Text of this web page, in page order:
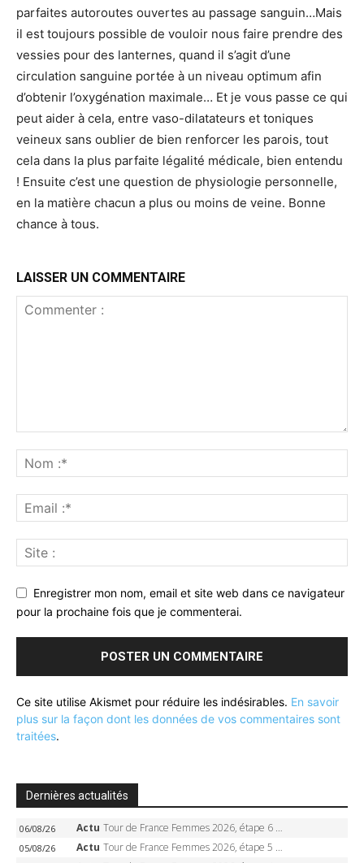
parfaites autoroutes ouvertes au passage sanguin…Mais
il est toujours possible de vouloir nous faire prendre des
vessies pour des lanternes, quand il s’agit d’une
circulation sanguine portée à un niveau optimum afin
d’obtenir l’oxygénation maximale… Et je vous passe ce qui
peut aider à cela, entre vaso-dilatateurs et toniques
veineux sans oublier de bien renforcer les parois, tout
cela dans la plus parfaite légalité médicale, bien entendu
! Ensuite c’est une question de physiologie personnelle,
en la matière chacun a plus ou moins de veine. Bonne
chance à tous.
LAISSER UN COMMENTAIRE
Enregistrer mon nom, email et site web dans ce navigateur
pour la prochaine fois que je commenterai.
Ce site utilise Akismet pour réduire les indésirables. En savoir
plus sur la façon dont les données de vos commentaires sont
traitées.
Dernières actualités
06/08/26 Actu Tour de France Femmes 2026, étape 6 – Kim Le Court-Pienaar gagne à Tournon, Reusser en jaune
05/08/26 Actu Tour de France Femmes 2026, étape 5 – Demi Vollering gagne à Belleville, Reusser en jaune, Ferrand-Prévot coule